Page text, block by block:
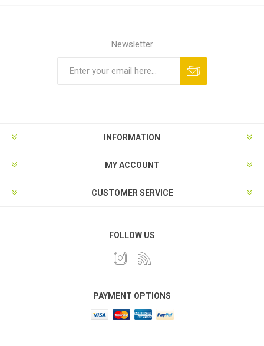
Newsletter
INFORMATION
MY ACCOUNT
CUSTOMER SERVICE
FOLLOW US
PAYMENT OPTIONS